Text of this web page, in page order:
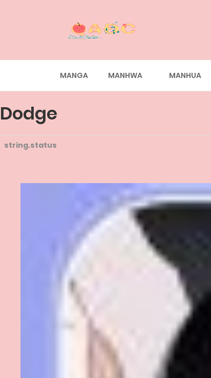
MANGA MANHWA MANHUA
Dodge
string.status